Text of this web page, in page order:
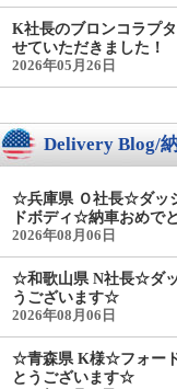
K社長のブロンコラプ
せていただきました！
2026年05月26日
Delivery Blog/
☆兵庫県 Ｏ社長☆ダッ
ドボディ☆納車おめで
2026年08月06日
☆和歌山県 N社長☆ダ
うございます☆
2026年08月06日
☆青森県 K様☆フォー
とうございます☆